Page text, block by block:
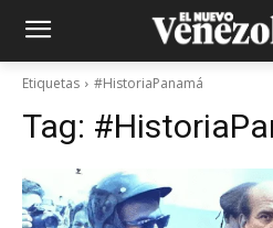
Etiquetas #HistoriaPanamá
Tag: